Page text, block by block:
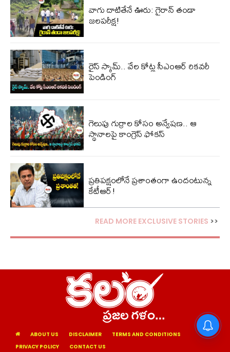
వాగు దాటితేనే ఊరు: గైరాన్ తండా
జలపరీక్ష!
రైస్ స్కామ్.. వేల కోట్ల‌ సీఎంఆర్ రికవరీ
పెండింగ్
గెలుపు గుర్రాల కోసం అన్వేషణ.. ఆ
స్థానాలపై కాంగ్రెస్ ఫోకస్
ప్ర‌తిప‌క్షంలోనే ప్ర‌శాంతంగా ఉందంటున్న
కేటీఆర్!
READ MORE EXCLUSIVE STORIES >>
ABOUT US DISCLAIMER
TERMS AND CONDITIONS
PRIVACY POLICY
CONTACT US